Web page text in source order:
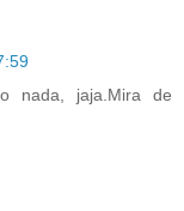
nada, jaja.Mira de